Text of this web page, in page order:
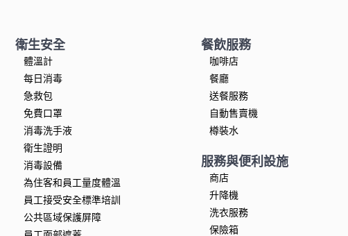
衛生安全
體溫計
每日消毒
急救包
免費口罩
消毒洗手液
衛生證明
消毒設備
為住客和員工量度體溫
員工接受安全標準培訓
公共區域保護屏障
餐飲服務
咖啡店
餐廳
送餐服務
自動售賣機
樽裝水
服務與便利設施
商店
升降機
洗衣服務
保險箱